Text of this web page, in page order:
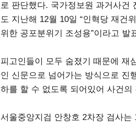
로 판단했다. 국가정보원 과거사건
도 지난해 12월 10일 “인혁당 재건
위한 공포분위기 조성용”이라고 발
피고인들이 모두 숨졌기 때문에 재
인 신문으로 넘어가는 방식으로 진
하를 할 수 없도록 되어있어 사건
서울중앙지검 안창호 2차장 검사는